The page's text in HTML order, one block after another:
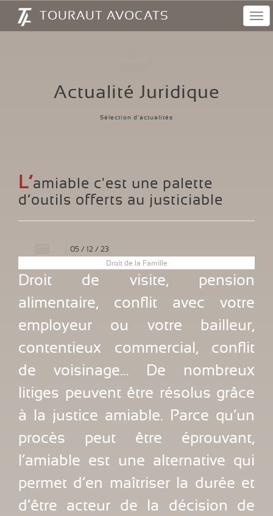
TOURAUT AVOCATS
Actualité Juridique
Sélection d'actualités
L’amiable c'est une palette
d’outils offerts au justiciable
05/ 12 / 23
Droit de la Famille
Droit de visite, pension
alimentaire, conflit avec votre
employeur ou votre bailleur,
contentieux commercial, conflit
de voisinage… De nombreux
litiges peuvent être résolus grâce
à la justice amiable. Parce qu’un
procès peut être éprouvant,
l’amiable est une alternative qui
permet d’en maîtriser la durée et
d’être acteur de la décision de